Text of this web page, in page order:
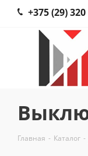
+375 (29)
Главная - Каталог -